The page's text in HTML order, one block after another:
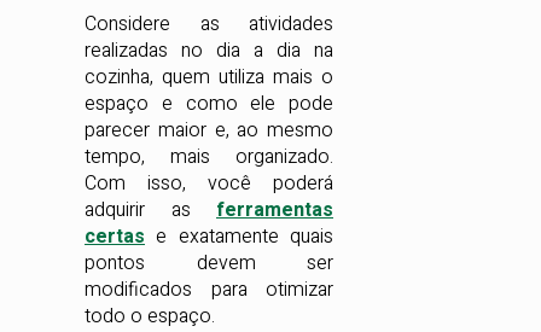
Considere as atividades
realizadas no dia a dia na
cozinha, quem utiliza mais o
espaço e como ele pode
parecer maior e, ao mesmo
tempo, mais organizado.
Com isso, você poderá
adquirir as ferramentas
certas e exatamente quais
pontos devem ser
modificados para otimizar
todo o espaço.